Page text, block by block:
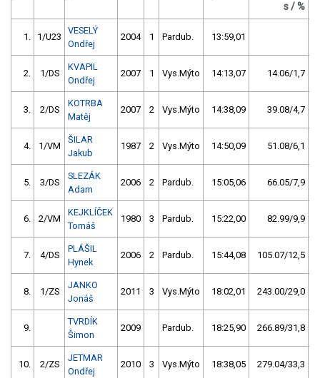
s / %
1. 1/U23
VESELÝ
Ondřej
2004 1 Pardub. 13:59,01
2. 1/DS
KVAPIL
Ondřej
2007 1 Vys.Mýto 14:13,07 14.06/1,7
3. 2/DS
KOTRBA
Matěj
2007 2 Vys.Mýto 14:38,09 39.08/4,7
4. 1/VM
ŠILAR
Jakub
1987 2 Vys.Mýto 14:50,09 51.08/6,1
5. 3/DS
SLEZÁK
Adam
2006 2 Pardub. 15:05,06 66.05/7,9
6. 2/VM
KEJKLÍČEK
Tomáš
1980 3 Pardub. 15:22,00 82.99/9,9
7. 4/DS
PLÁŠIL
Hynek
2006 2 Pardub. 15:44,08 105.07/12,5
8. 1/ZS
JANKO
Jonáš
2011 3 Vys.Mýto 18:02,01 243.00/29,0
9.
TVRDÍK
Šimon
2009 Pardub. 18:25,90 266.89/31,8
10. 2/ZS
JETMAR
Ondřej
2010 3 Vys.Mýto 18:38,05 279.04/33,3